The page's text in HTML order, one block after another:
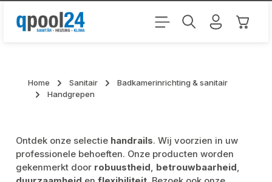
Ga naar de hoofdinhoud
Home Sanitair
Badkamerinrichting & sanitair
Handgrepen
Ontdek onze selectie handrails. Wij voorzien in uw
professionele behoeften. Onze producten worden
gekenmerkt door robuustheid, betrouwbaarheid,